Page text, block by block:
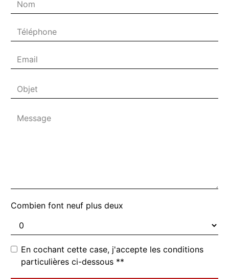
Combien font neuf plus deux
En cochant cette case, j'accepte les conditions
particulières ci-dessous **